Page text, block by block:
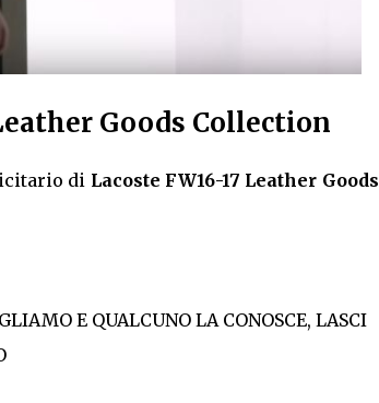
Goods Collection
di Lacoste FW16-17 Leather Goods
E QUALCUNO LA CONOSCE, LASCI